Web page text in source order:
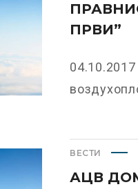
ПРВИ”
ВЕСТИ
АЦВ